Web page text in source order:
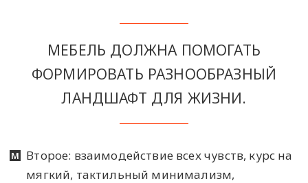
МЕБЕЛЬ ДОЛЖНА ПОМОГАТЬ
ФОРМИРОВАТЬ РАЗНООБРАЗНЫЙ
ЛАНДШАФТ ДЛЯ ЖИЗНИ.
Второе: взаимодействие всех чувств, курс на
мягкий, тактильный минимализм,